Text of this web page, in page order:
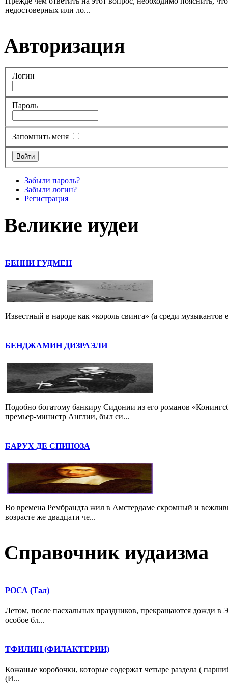
недостоверных или ло...
Авторизация
Логин
Пароль
Запомнить меня
Забыли пароль?
Забыли логин?
Регистрация
Великие иудеи
БЕННИ ГУДМЕН
Известный в народе как «король свинга» (а среди
БЕНДЖАМИН ДИЗРАЭЛИ
Подобно богатому банкиру Сидонии из его романов
премьер-министр Англии, был си...
БАРУХ ДЕ СПИНОЗА
Во времена Рембрандта жил в Амстердаме скромный и
возрасте же двадцати че...
Справочник иудаизма
РОСА (Тал)
Летом, после пасхальных праздников, прекращаются дожди в
особое бл...
ТФИЛИН (ФИЛАКТЕРИИ)
Кожаные коробочки, которые содержат четыре раздела (
(И...